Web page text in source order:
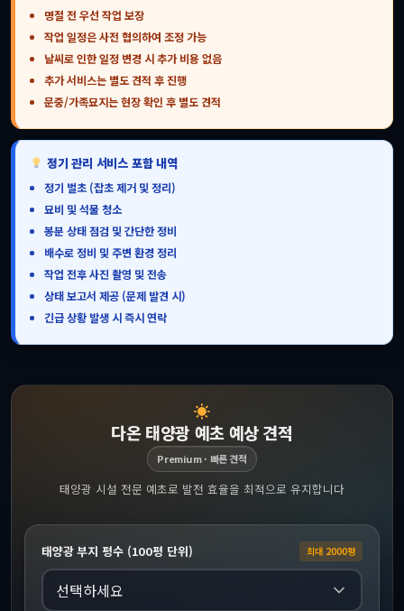
명절 전 우선 작업 보장
작업 일정은 사전 협의하여 조정 가능
날씨로 인한 일정 변경 시 추가 비용 없음
추가 서비스는 별도 견적 후 진행
문중/가족묘지는 현장 확인 후 별도 견적
정기 관리 서비스 포함 내역
정기 벌초 (잡초 제거 및 정리)
묘비 및 석물 청소
봉분 상태 점검 및 간단한 정비
배수로 정비 및 주변 환경 정리
작업 전후 사진 촬영 및 전송
상태 보고서 제공 (문제 발견 시)
긴급 상황 발생 시 즉시 연락
다온 태양광 예초 예상 견적
Premium · 빠른 견적
태양광 시설 전문 예초로 발전 효율을 최적으로 유지합니다
태양광 부지 평수 (100평 단위) 최대 2000평